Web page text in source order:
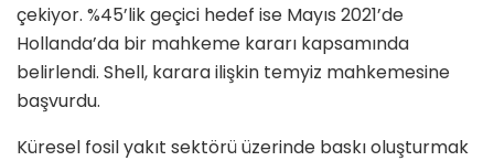
çekiyor. %45’lik geçici hedef ise Mayıs 2021’de
Hollanda’da bir mahkeme kararı kapsamında
belirlendi. Shell, karara ilişkin temyiz mahkemesine
başvurdu.
Küresel fosil yakıt sektörü üzerinde baskı oluşturmak